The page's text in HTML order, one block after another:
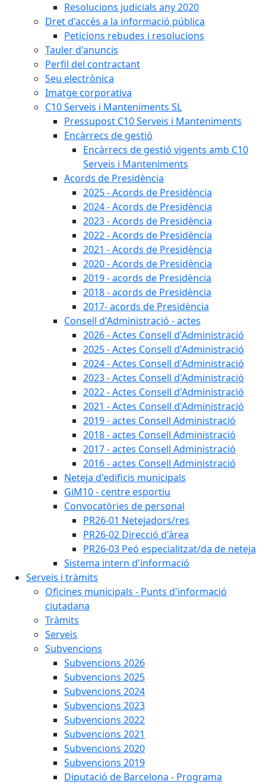
Resolucions judicials any 2020
Dret d'accés a la informació pública
Peticions rebudes i resolucions
Tauler d'anuncis
Perfil del contractant
Seu electrònica
Imatge corporativa
C10 Serveis i Manteniments SL
Pressupost C10 Serveis i Manteniments
Encàrrecs de gestió
Encàrrecs de gestió vigents amb C10
Serveis i Manteniments
Acords de Presidència
2025 - Acords de Presidència
2024 - Acords de Presidència
2023 - Acords de Presidència
2022 - Acords de Presidència
2021 - Acords de Presidència
2020 - Acords de Presidència
2019 - acords de Presidència
2018 - acords de Presidència
2017- acords de Presidència
Consell d'Administració - actes
2026 - Actes Consell d'Administració
2025 - Actes Consell d'Administració
2024 - Actes Consell d'Administració
2023 - Actes Consell d'Administració
2022 - Actes Consell d'Administració
2021 - Actes Consell d'Administració
2019 - actes Consell Administració
2018 - actes Consell Administració
2017 - actes Consell Administració
2016 - actes Consell Administració
Neteja d'edificis municipals
GiM10 - centre esportiu
Convocatòries de personal
PR26-01 Netejadors/res
PR26-02 Direcció d'àrea
PR26-03 Peó especialitzat/da de neteja
Sistema intern d'informació
Serveis i tràmits
Oficines municipals - Punts d'informació
ciutadana
Tràmits
Serveis
Subvencions
Subvencions 2026
Subvencions 2025
Subvencions 2024
Subvencions 2023
Subvencions 2022
Subvencions 2021
Subvencions 2020
Subvencions 2019
Diputació de Barcelona - Programa